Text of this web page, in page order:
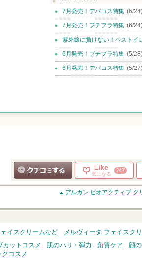
7月発売！デパコス特集 (6/24)
7月発売！プチプラ特集 (6/24)
紫外線に負けない！ベストイ
6月発売！プチプラ特集 (5/28)
6月発売！デパコス特集 (5/27)
クチコミする
Like
気になる
247
アルガン ビオアクティブ ク
イスクリームなど
メルヴィータ フェイスク
カットコスメ 肌のハリ・弾力 角質ケア 顔
コスメ